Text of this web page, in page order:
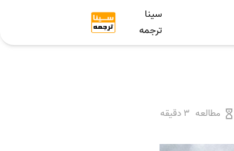
سینا
ترجمه
مطالعه 3 دقیقه